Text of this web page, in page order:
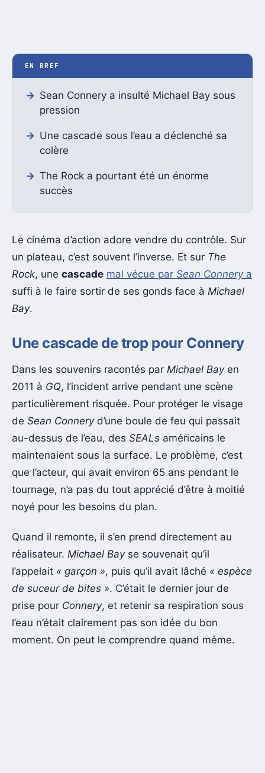
EN BREF
Sean Connery a insulté Michael Bay sous
pression
Une cascade sous l’eau a déclenché sa
colère
The Rock a pourtant été un énorme
succès
Le cinéma d’action adore vendre du contrôle. Sur
un plateau, c’est souvent l’inverse. Et sur The
Rock, une cascade mal vécue par Sean Connerya
suffi à le faire sortir de ses gonds face à Michael
Bay.
Une cascade de trop pour Connery
Dans les souvenirs racontés par Michael Bayen
2011 à GQ, l’incident arrive pendant une scène
particulièrement risquée. Pour protéger le visage
de Sean Conneryd’une boule de feu qui passait
au-dessus de l’eau, des SEALs américains le
maintenaient sous la surface. Le problème, c’est
que l’acteur, qui avait environ 65 ans pendant le
tournage, n’a pas du tout apprécié d’être à moitié
noyé pour les besoins du plan.
Quand il remonte, il s’en prend directement au
réalisateur. Michael Bayse souvenait qu’il
l’appelait « garçon », puis qu’il avait lâché « espèce
de suceur de bites ». C’était le dernier jour de
prise pour Connery, et retenir sa respiration sous
l’eau n’était clairement pas son idée du bon
moment. On peut le comprendre quand même.